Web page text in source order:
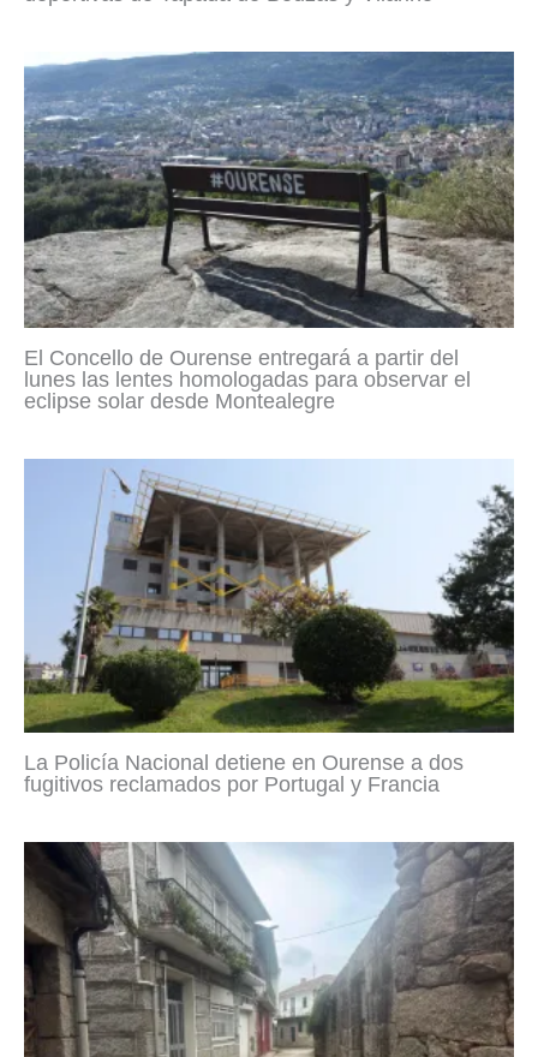
El Concello de Ourense entregará a partir del
lunes las lentes homologadas para observar el
eclipse solar desde Montealegre
La Policía Nacional detiene en Ourense a dos
fugitivos reclamados por Portugal y Francia